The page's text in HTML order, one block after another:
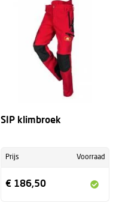
SIP klimbroek
Prijs Voorraad
€ 186,50